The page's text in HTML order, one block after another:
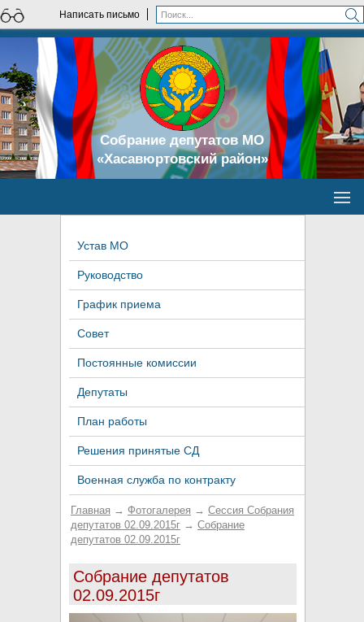
Написать письмо
Собрание депутатов МО
«Хасавюртовский район»
Устав МО
Руководство
График приема
Совет
Постоянные комиссии
Депутаты
План работы
Решения принятые СД
Военная служба по контракту
Главная → Фотогалерея → Сессия Собрания
депутатов 02.09.2015г → Собрание
депутатов 02.09.2015г
Собрание депутатов
02.09.2015г